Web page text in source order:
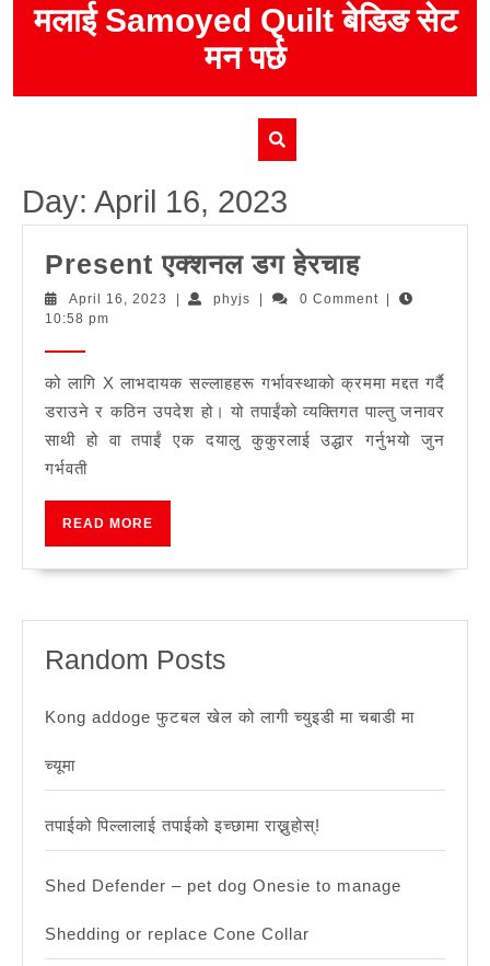
मलाई Samoyed Quilt बेडिङ सेट
मन पर्छ
Day: April 16, 2023
Present एक्शनल डग हेरचाहPresent
एक्शनल
April 16, 2023 April
phyjs phyjs 0 Comment
10:58 pm
को लागि X लाभदायक सल्लाहहरू गर्भावस्थाको क्रममा मद्दत गर्दै
डराउने र कठिन उपदेश हो। यो तपाईंको व्यक्तिगत पाल्तु जनावर
साथी हो वा तपाईं एक दयालु कुकुरलाई उद्धार गर्नुभयो जुन
गर्भवती
READ MORE
Random Posts
Kong addoge फुटबल खेल को लागी च्युइडी मा चबाडी मा
च्यूमा
तपाईको पिल्लालाई तपाईको इच्छामा राख्नुहोस्!
Shed Defender – pet dog Onesie to manage
Shedding or replace Cone Collar